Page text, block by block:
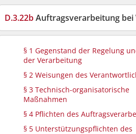
D.3.22bAuftragsverarbeitung bei Wahlen der
§ 1 Gegenstand der Regelung
der Verarbeitung
§ 2 Weisungen des
§ 3 Technisch-organisatorische
Maßnahmen
§ 4 Pflichten des
§ 5 Unterstützungspflichten des